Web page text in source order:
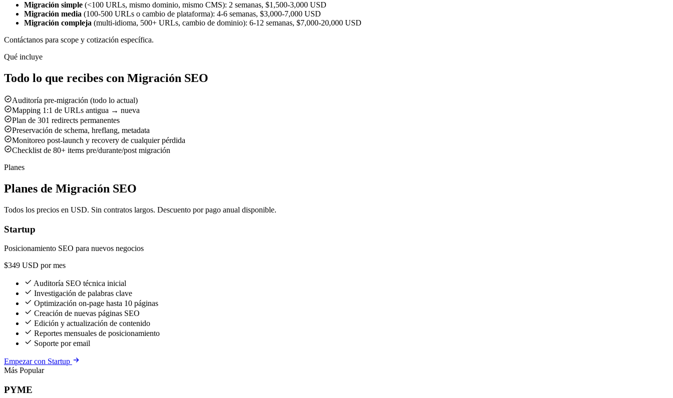
Migración simple (<100 URLs, mismo dominio, mismo CMS): 2 semanas, $1,500-3,000 USD
Migración media (100-500 URLs o cambio de plataforma): 4-6 semanas, $3,000-7,000 USD
Migración compleja (multi-idioma, 500+ URLs, cambio de dominio): 6-12 semanas, $7,000-20,000 USD
Contáctanos para scope y cotización específica.
Qué incluye
Todo lo que recibes con Migración SEO
Auditoría pre-migración (todo lo actual)
Mapping 1:1 de URLs antigua → nueva
Plan de 301 redirects permanentes
Preservación de schema, hreflang, metadata
Monitoreo post-launch y recovery de cualquier pérdida
Checklist de 80+ items pre/durante/post migración
Planes
Planes de Migración SEO
Todos los precios en USD. Sin contratos largos. Descuento por pago anual disponible.
Startup
Posicionamiento SEO para nuevos negocios
$349 USD por mes
Auditoría SEO técnica inicial
Investigación de palabras clave
Optimización on-page hasta 10 páginas
Creación de nuevas páginas SEO
Edición y actualización de contenido
Reportes mensuales de posicionamiento
Soporte por email
Empezar con Startup
Más Popular
PYME